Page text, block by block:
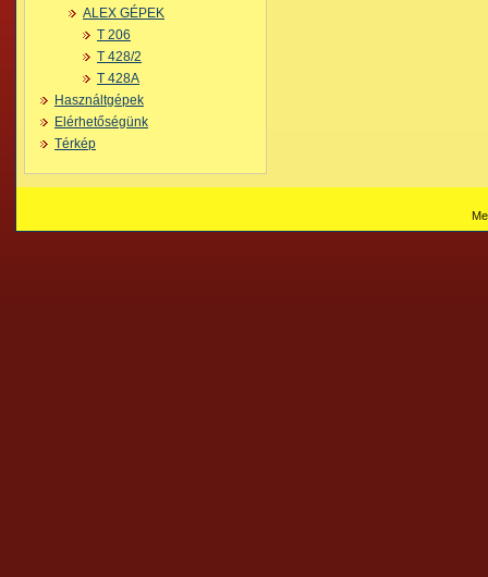
ALEX GÉPEK
T 206
T 428/2
T 428A
Használtgépek
Elérhetőségünk
Térkép